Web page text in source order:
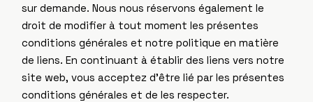
sur demande. Nous nous réservons également le
droit de modifier à tout moment les présentes
conditions générales et notre politique en matière
de liens. En continuant à établir des liens vers notre
site web, vous acceptez d’être lié par les présentes
conditions générales et de les respecter.